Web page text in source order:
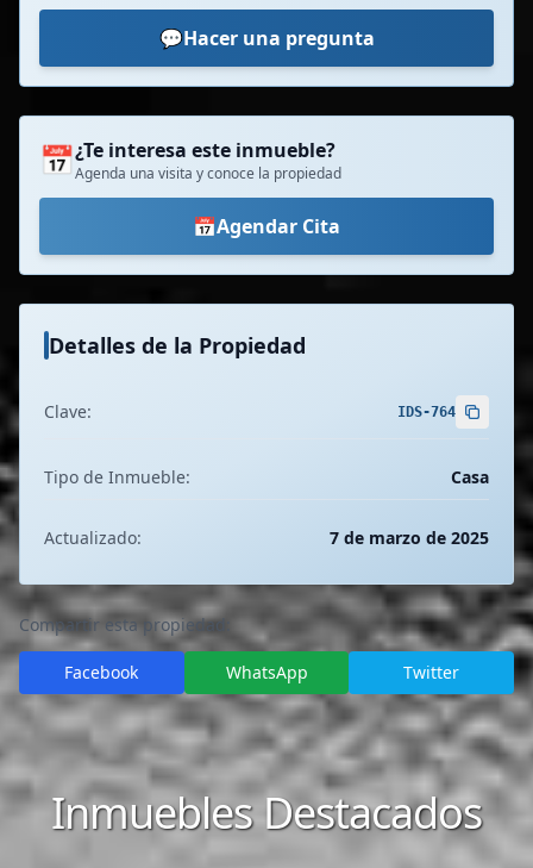
💬Hacer una pregunta
📅¿Te interesa este inmueble?
Agenda una visita y conoce la propiedad
📅Agendar Cita
Detalles de la Propiedad
Clave: IDS-764
Tipo de Inmueble: Casa
Actualizado: 7 de marzo de 2025
Compartir esta propiedad:
Facebook WhatsApp Twitter
Inmuebles Destacados